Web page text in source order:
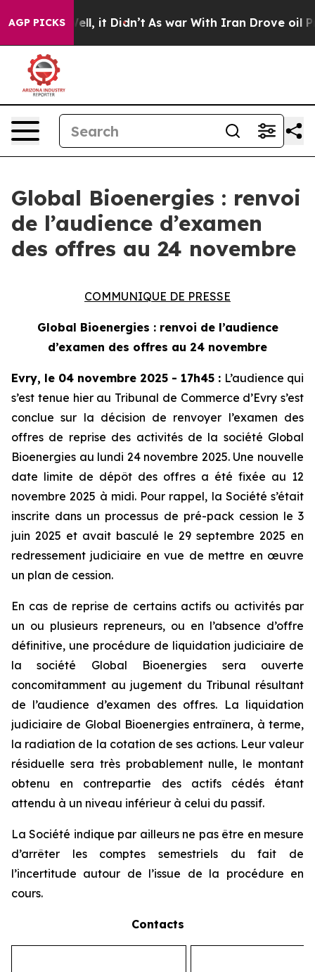
AGP PICKS
40%. Well, it Didn’t As war With Iran Drove oil
Global Bioenergies : renvoi
de l’audience d’examen
des offres au 24 novembre
COMMUNIQUE DE PRESSE
Global Bioenergies : renvoi de l’audience
d’examen des offres au 24 novembre
Evry, le 04 novembre 2025 - 17h45 : L’audience qui
s’est tenue hier au Tribunal de Commerce d’Evry s’est
conclue sur la décision de renvoyer l’examen des
offres de reprise des activités de la société Global
Bioenergies au lundi 24 novembre 2025. Une nouvelle
date limite de dépôt des offres a été fixée au 12
novembre 2025 à midi. Pour rappel, la Société s’était
inscrite dans un processus de pré-pack cession le 3
juin 2025 et avait basculé le 29 septembre 2025 en
redressement judiciaire en vue de mettre en œuvre
un plan de cession.
En cas de reprise de certains actifs ou activités par
un ou plusieurs repreneurs, ou en l’absence d’offre
définitive, une procédure de liquidation judiciaire de
la société Global Bioenergies sera ouverte
concomitamment au jugement du Tribunal résultant
de l’audience d’examen des offres. La liquidation
judiciaire de Global Bioenergies entraînera, à terme,
la radiation de la cotation de ses actions. Leur valeur
résiduelle sera très probablement nulle, le montant
obtenu en contrepartie des actifs cédés étant
attendu à un niveau inférieur à celui du passif.
La Société indique par ailleurs ne pas être en mesure
d’arrêter les comptes semestriels du fait de
l’incertitude autour de l’issue de la procédure en
cours.
Contacts